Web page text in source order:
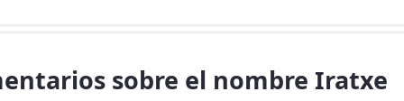
sobre el nombre Iratxe